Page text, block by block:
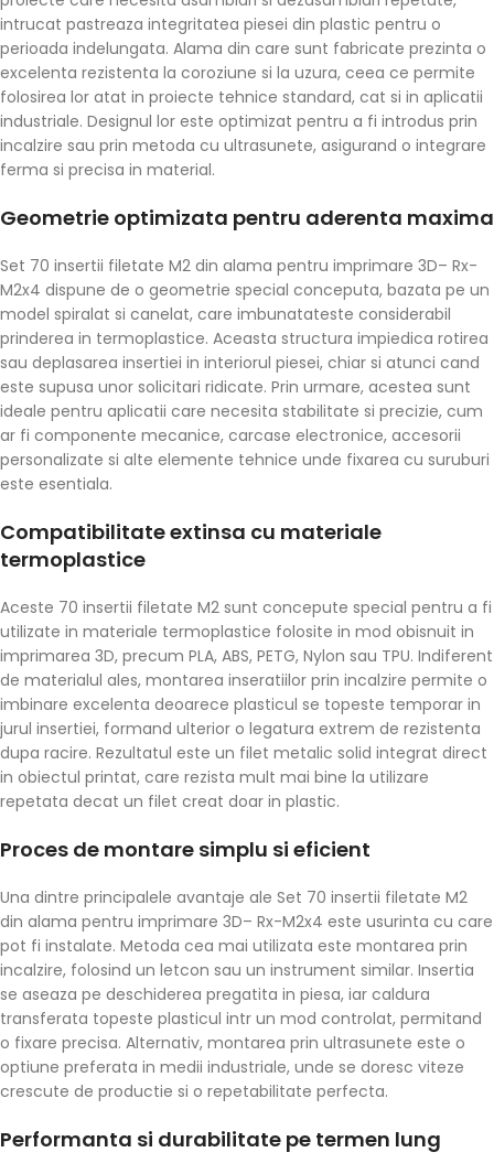
intrucat pastreaza integritatea piesei din plastic pentru o
perioada indelungata. Alama din care sunt fabricate prezinta o
excelenta rezistenta la coroziune si la uzura, ceea ce permite
folosirea lor atat in proiecte tehnice standard, cat si in aplicatii
industriale. Designul lor este optimizat pentru a fi introdus prin
incalzire sau prin metoda cu ultrasunete, asigurand o integrare
ferma si precisa in material.
Geometrie optimizata pentru aderenta maxima
Set 70 insertii filetate M2 din alama pentru imprimare 3D– Rx-
M2x4 dispune de o geometrie special conceputa, bazata pe un
model spiralat si canelat, care imbunatateste considerabil
prinderea in termoplastice. Aceasta structura impiedica rotirea
sau deplasarea insertiei in interiorul piesei, chiar si atunci cand
este supusa unor solicitari ridicate. Prin urmare, acestea sunt
ideale pentru aplicatii care necesita stabilitate si precizie, cum
ar fi componente mecanice, carcase electronice, accesorii
personalizate si alte elemente tehnice unde fixarea cu suruburi
este esentiala.
Compatibilitate extinsa cu materiale
termoplastice
Aceste 70 insertii filetate M2 sunt concepute special pentru a fi
utilizate in materiale termoplastice folosite in mod obisnuit in
imprimarea 3D, precum PLA, ABS, PETG, Nylon sau TPU. Indiferent
de materialul ales, montarea inseratiilor prin incalzire permite o
imbinare excelenta deoarece plasticul se topeste temporar in
jurul insertiei, formand ulterior o legatura extrem de rezistenta
dupa racire. Rezultatul este un filet metalic solid integrat direct
in obiectul printat, care rezista mult mai bine la utilizare
repetata decat un filet creat doar in plastic.
Proces de montare simplu si eficient
Una dintre principalele avantaje ale Set 70 insertii filetate M2
din alama pentru imprimare 3D– Rx-M2x4 este usurinta cu care
pot fi instalate. Metoda cea mai utilizata este montarea prin
incalzire, folosind un letcon sau un instrument similar. Insertia
se aseaza pe deschiderea pregatita in piesa, iar caldura
transferata topeste plasticul intr un mod controlat, permitand
o fixare precisa. Alternativ, montarea prin ultrasunete este o
optiune preferata in medii industriale, unde se doresc viteze
crescute de productie si o repetabilitate perfecta.
Performanta si durabilitate pe termen lung